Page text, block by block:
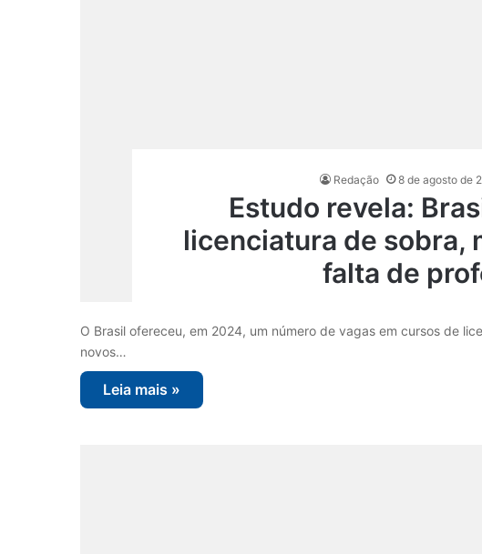
Redação 8 de agosto de
Estudo revela:
licenciatura de sobra,
falta de
O Brasil ofereceu, em 2024, um número de vagas em cursos de
novos…
Leia mais »